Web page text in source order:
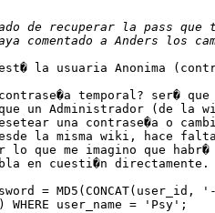
la usuaria Anonima
temporal? ser� que
un Administrador (de la
una contrase�a o
la misma wiki, hace
lo que me imagino que
en cuesti�n directamente.
= MD5(CONCAT(user_id,
user_name = 'Psy';